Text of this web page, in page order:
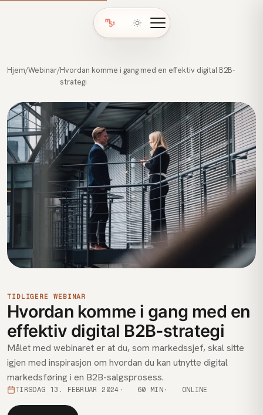
Hjem/Webinar/Hvordan komme i gang med en effektiv digital B2B-
strategi
TIDLIGERE WEBINAR
Hvordan komme i gang med en
effektiv digital B2B-strategi
Målet med webinaret er at du, som markedssjef, skal sitte
igjen med inspirasjon om hvordan du kan utnytte digital
markedsføring i en B2B-salgsprosess.
TIRSDAG 13. FEBRUAR 2024 60 MIN ONLINE